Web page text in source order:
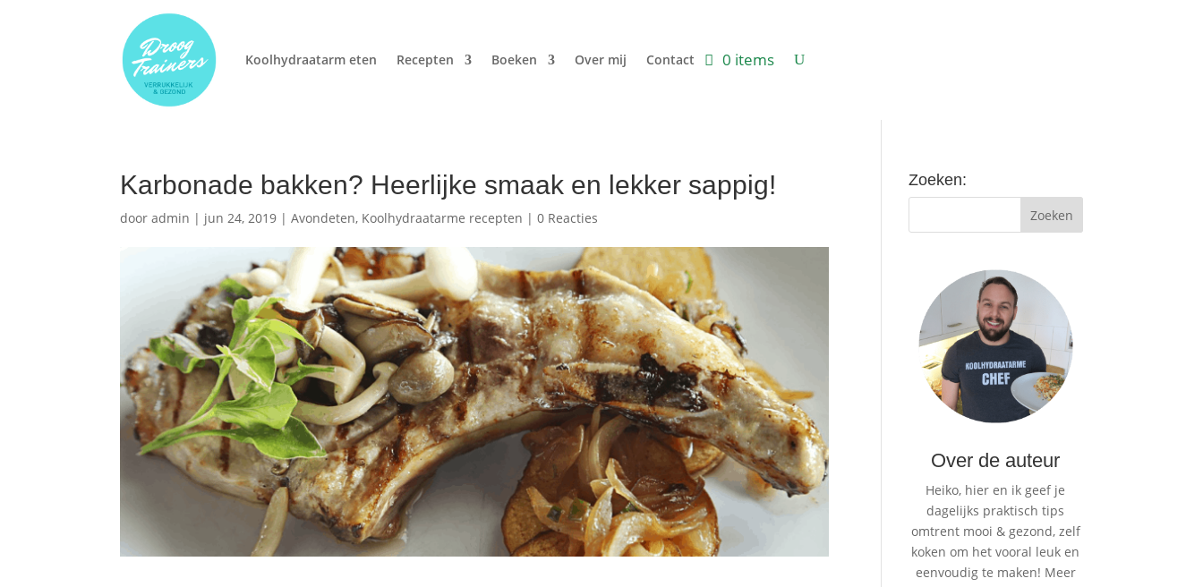
Koolhydraatarm eten Recepten Boeken Over mij Contact 0 items
Karbonade bakken? Heerlijke smaak en lekker sappig!
dooradmin | jun 24, 2019 |Avondeten, Koolhydraatarme recepten |0 Reacties
Zoeken:
Over de auteur
Heiko, hier en ik geef je
dagelijks praktisch tips
omtrent mooi & gezond, zelf
koken om het vooral leuk en
eenvoudig te maken! Meer